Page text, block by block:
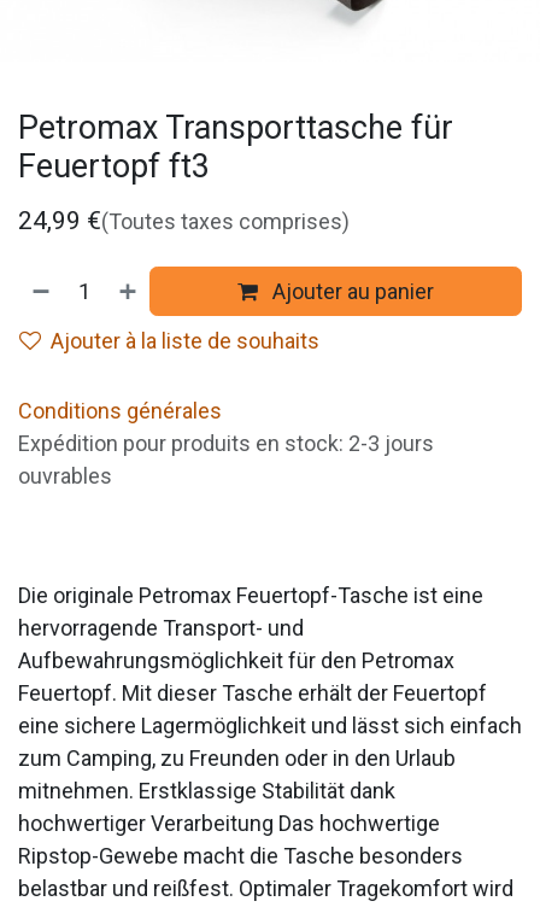
Petromax Transporttasche für
Feuertopf ft3
24,99 €(Toutes taxes comprises)
Ajouter au panier
Ajouter à la liste de souhaits
Conditions générales
Expédition pour produits en stock: 2-3 jours
ouvrables
Die originale Petromax Feuertopf-Tasche ist eine
hervorragende Transport- und
Aufbewahrungsmöglichkeit für den Petromax
Feuertopf. Mit dieser Tasche erhält der Feuertopf
eine sichere Lagermöglichkeit und lässt sich einfach
zum Camping, zu Freunden oder in den Urlaub
mitnehmen. Erstklassige Stabilität dank
hochwertiger Verarbeitung Das hochwertige
Ripstop-Gewebe macht die Tasche besonders
belastbar und reißfest. Optimaler Tragekomfort wird